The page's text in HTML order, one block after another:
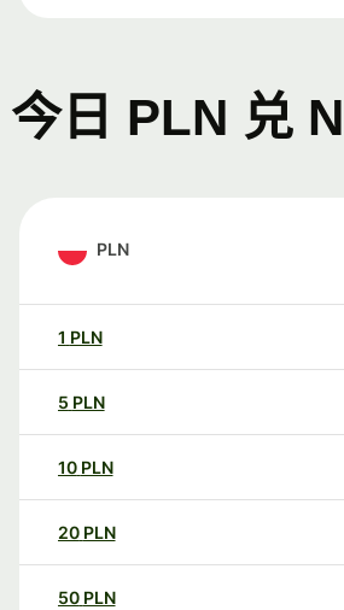
今日 PLN 兑
PLN
1 PLN
5 PLN
10 PLN
20 PLN
50 PLN